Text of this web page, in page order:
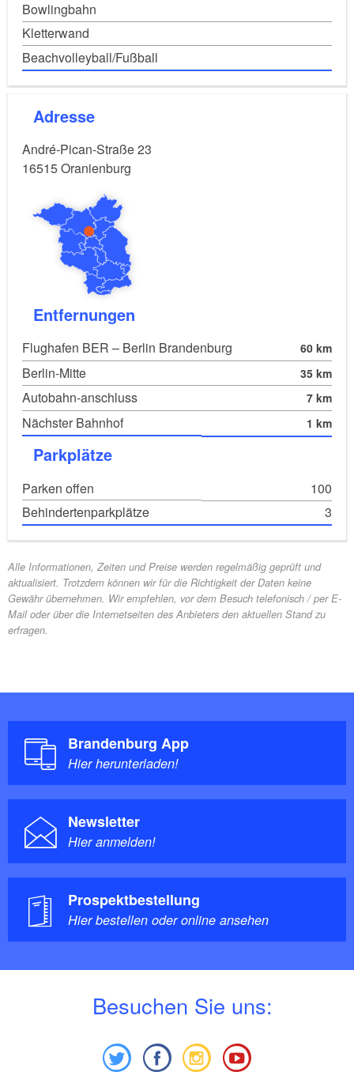
Bowlingbahn
Kletterwand
Beachvolleyball/Fußball
Adresse
André-Pican-Straße 23
16515Oranienburg
Entfernungen
Flughafen BER – Berlin Brandenburg 60 km
Berlin-Mitte 35 km
Autobahn-anschluss 7 km
Nächster Bahnhof 1 km
Parkplätze
Parken offen
100
Behinderten­parkplätze
3
Alle Informationen, Zeiten und Preise werden regelmäßig geprüft und
aktualisiert. Trotzdem können wir für die Richtigkeit der Daten keine
Gewähr übernehmen. Wir empfehlen, vor dem Besuch telefonisch / per E-
Mail oder über die Internetseiten des Anbieters den aktuellen Stand zu
erfragen.
Brandenburg App
Hier herunterladen!
Newsletter
Hier anmelden!
Prospektbestellung
Hier bestellen oder online ansehen
Besuchen Sie uns: